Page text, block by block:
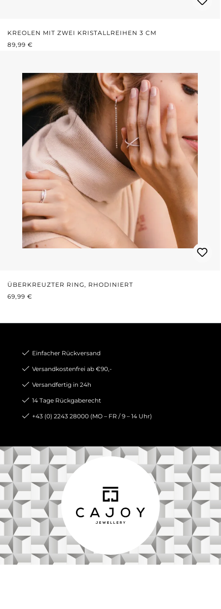
KREOLEN MIT ZWEI KRISTALLREIHEN 3 CM
REGULÄRER PREIS:
89,99 €
ÜBERKREUZTER RING, RHODINIERT
REGULÄRER PREIS:
69,99 €
Einfacher Rückversand
Versandkostenfrei ab €90,-
Versandfertig in 24h
14 Tage Rückgaberecht
+43 (0) 2243 28000 (MO – FR / 9 – 14 Uhr)